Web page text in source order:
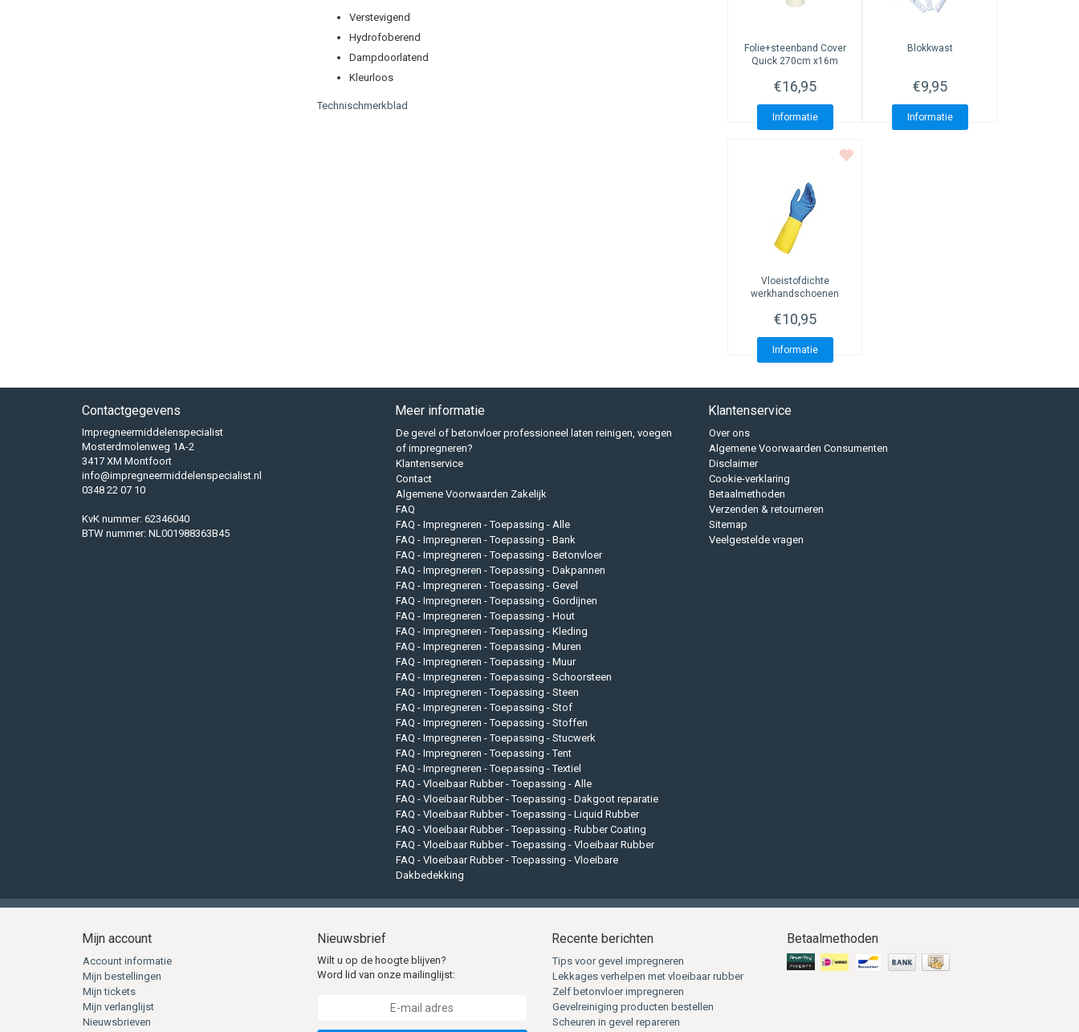
Verstevigend
Hydrofoberend
Dampdoorlatend
Kleurloos
Technischmerkblad
Folie+steenband Cover
Quick 270cm x16m
€16,95
Informatie
Blokkwast
€9,95
Informatie
Vloeistofdichte
werkhandschoenen
€10,95
Informatie
Contactgegevens
Impregneermiddelenspecialist
Mosterdmolenweg 1A-2
3417 XM Montfoort
info@impregneermiddelenspecialist.nl
0348 22 07 10
KvK nummer: 62346040
BTW nummer: NL001988363B45
Meer informatie
De gevel of betonvloer professioneel laten reinigen, voegen
of impregneren?
Klantenservice
Contact
Algemene Voorwaarden Zakelijk
FAQ
FAQ - Impregneren - Toepassing - Alle
FAQ - Impregneren - Toepassing - Bank
FAQ - Impregneren - Toepassing - Betonvloer
FAQ - Impregneren - Toepassing - Dakpannen
FAQ - Impregneren - Toepassing - Gevel
FAQ - Impregneren - Toepassing - Gordijnen
FAQ - Impregneren - Toepassing - Hout
FAQ - Impregneren - Toepassing - Kleding
FAQ - Impregneren - Toepassing - Muren
FAQ - Impregneren - Toepassing - Muur
FAQ - Impregneren - Toepassing - Schoorsteen
FAQ - Impregneren - Toepassing - Steen
FAQ - Impregneren - Toepassing - Stof
FAQ - Impregneren - Toepassing - Stoffen
FAQ - Impregneren - Toepassing - Stucwerk
FAQ - Impregneren - Toepassing - Tent
FAQ - Impregneren - Toepassing - Textiel
FAQ - Vloeibaar Rubber - Toepassing - Alle
FAQ - Vloeibaar Rubber - Toepassing - Dakgoot reparatie
FAQ - Vloeibaar Rubber - Toepassing - Liquid Rubber
FAQ - Vloeibaar Rubber - Toepassing - Rubber Coating
FAQ - Vloeibaar Rubber - Toepassing - Vloeibaar Rubber
FAQ - Vloeibaar Rubber - Toepassing - Vloeibare
Dakbedekking
Klantenservice
Over ons
Algemene Voorwaarden Consumenten
Disclaimer
Cookie-verklaring
Betaalmethoden
Verzenden & retourneren
Sitemap
Veelgestelde vragen
Mijn account
Account informatie
Mijn bestellingen
Mijn tickets
Mijn verlanglijst
Nieuwsbrieven
Nieuwsbrief
Wilt u op de hoogte blijven?
Word lid van onze mailinglijst:
Recente berichten
Tips voor gevel impregneren
Lekkages verhelpen met vloeibaar rubber
Zelf betonvloer impregneren
Gevelreiniging producten bestellen
Scheuren in gevel repareren
Betaalmethoden